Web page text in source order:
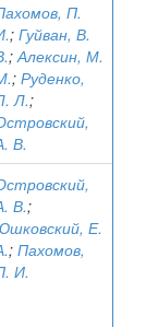
П.
; Гуйван, В.
;Алексин, М.
; Руденко,
Л.;
В.
В.;
Е.
; Пахомов,
И.